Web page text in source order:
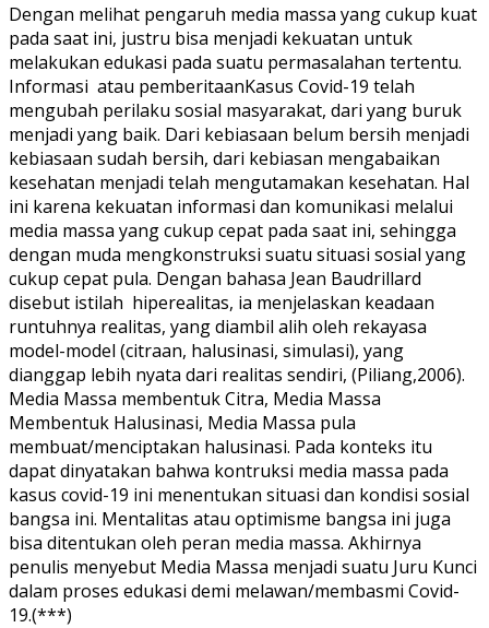
Dengan melihat pengaruh media massa yang cukup kuat
pada saat ini, justru bisa menjadi kekuatan untuk
melakukan edukasi pada suatu permasalahan tertentu.
Informasi atau pemberitaanKasus Covid-19 telah
mengubah perilaku sosial masyarakat, dari yang buruk
menjadi yang baik. Dari kebiasaan belum bersih menjadi
kebiasaan sudah bersih, dari kebiasan mengabaikan
kesehatan menjadi telah mengutamakan kesehatan. Hal
ini karena kekuatan informasi dan komunikasi melalui
media massa yang cukup cepat pada saat ini, sehingga
dengan muda mengkonstruksi suatu situasi sosial yang
cukup cepat pula. Dengan bahasa Jean Baudrillard
disebut istilah hiperealitas, ia menjelaskan keadaan
runtuhnya realitas, yang diambil alih oleh rekayasa
model-model (citraan, halusinasi, simulasi), yang
dianggap lebih nyata dari realitas sendiri, (Piliang,2006).
Media Massa membentuk Citra, Media Massa
Membentuk Halusinasi, Media Massa pula
membuat/menciptakan halusinasi. Pada konteks itu
dapat dinyatakan bahwa kontruksi media massa pada
kasus covid-19 ini menentukan situasi dan kondisi sosial
bangsa ini. Mentalitas atau optimisme bangsa ini juga
bisa ditentukan oleh peran media massa. Akhirnya
penulis menyebut Media Massa menjadi suatu Juru Kunci
dalam proses edukasi demi melawan/membasmi Covid-
19.(***)